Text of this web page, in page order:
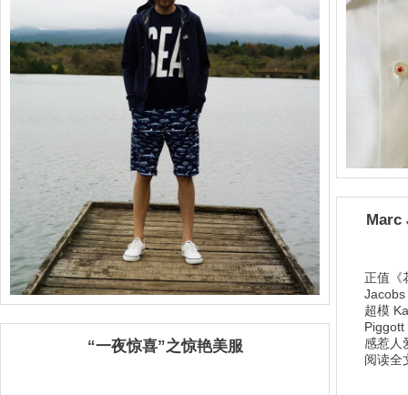
Marc
正值《
Jacobs
超模
Piggott
感惹人
阅读全
“一夜惊喜”之惊艳美服